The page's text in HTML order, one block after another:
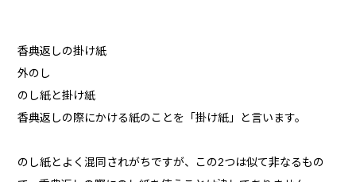
香典返しの掛け紙
外のし
のし紙と掛け紙
香典返しの際にかける紙のことを「掛け紙」と言います。
のし紙とよく混同されがちですが、この2つは似て非なるもの